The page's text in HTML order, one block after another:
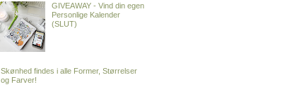
GIVEAWAY - Vind din egen
Personlige Kalender
(SLUT)
Skønhed findes i alle Former, Størrelser
og Farver!